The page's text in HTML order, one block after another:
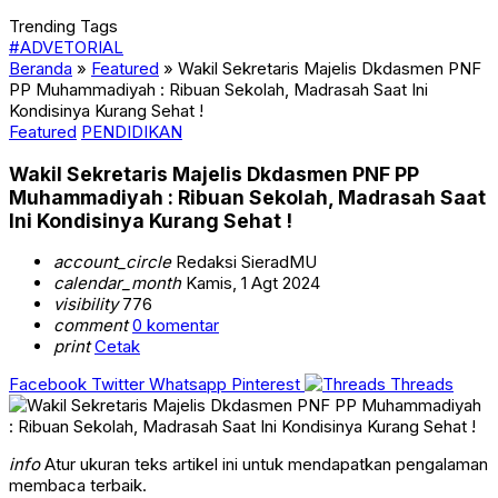
Trending Tags
#ADVETORIAL
Beranda » Featured » Wakil Sekretaris Majelis Dkdasmen PNF
PP Muhammadiyah : Ribuan Sekolah, Madrasah Saat Ini
Kondisinya Kurang Sehat !
Featured PENDIDIKAN
Wakil Sekretaris Majelis Dkdasmen PNF PP
Muhammadiyah : Ribuan Sekolah, Madrasah Saat
Ini Kondisinya Kurang Sehat !
account_circleRedaksi SieradMU
calendar_monthKamis, 1 Agt 2024
visibility776
comment 0 komentar
print Cetak
Facebook Twitter Whatsapp Pinterest Threads
infoAtur ukuran teks artikel ini untuk mendapatkan pengalaman
membaca terbaik.